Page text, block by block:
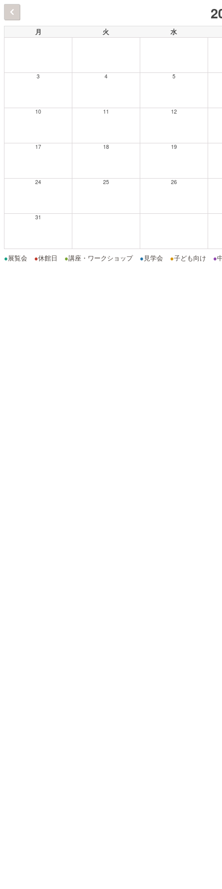
月 火 水
3 4 5
10 11 12
17 18 19
24 25 26
31
●展覧会 ●休館日 ●講座・ワークショップ ● 見学会 ●子ども向け ●